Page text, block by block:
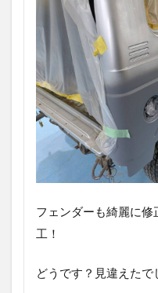
フェンダーも綺麗に
工！
どうです？見違えたで